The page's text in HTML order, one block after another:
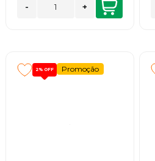
- +
2% OFF Promoção